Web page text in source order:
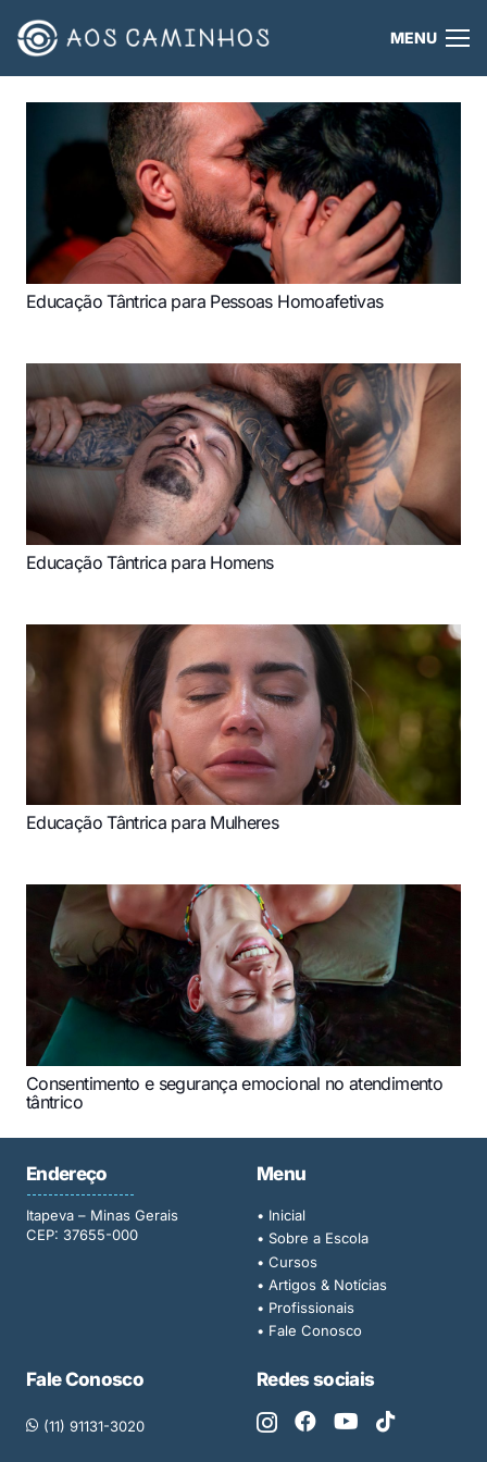
MENU
Educação Tântrica para Pessoas Homoafetivas
Educação Tântrica para Homens
Educação Tântrica para Mulheres
Consentimento e segurança emocional no atendimento
tântrico
Endereço
Itapeva – Minas Gerais
CEP: 37655-000
Menu
• Inicial
• Sobre a Escola
• Cursos
• Artigos & Notícias
• Profissionais
• Fale Conosco
Fale Conosco
(11) 91131-3020
Redes sociais